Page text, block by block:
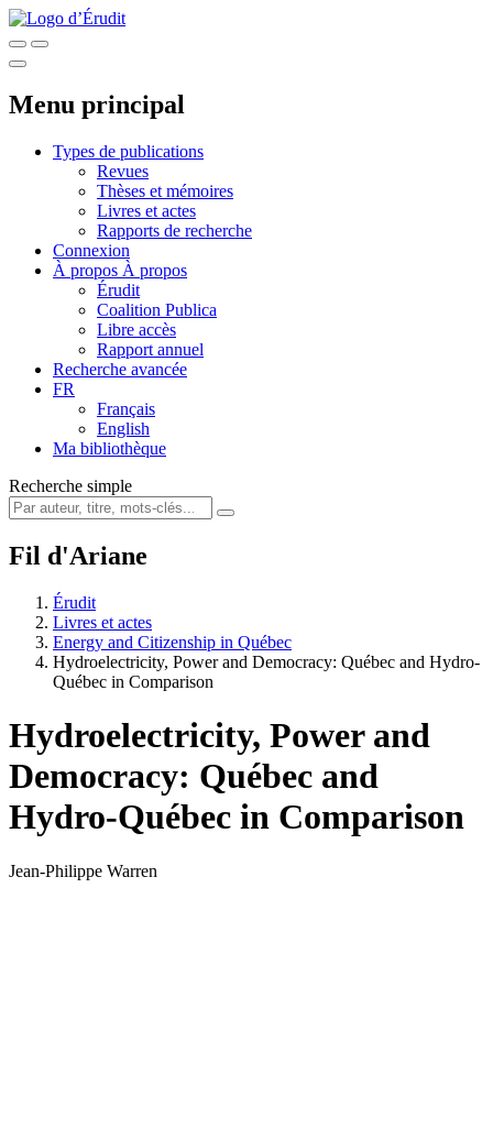
Menu principal
Types de publications
Revues
Thèses et mémoires
Livres et actes
Rapports de recherche
Connexion
À propos À propos
Érudit
Coalition Publica
Libre accès
Rapport annuel
Recherche avancée
FR
Français
English
Ma bibliothèque
Recherche simple
Fil d'Ariane
Érudit
Livres et actes
Energy and Citizenship in Québec
Hydroelectricity, Power and Democracy: Québec and Hydro-
Québec in Comparison
Hydroelectricity, Power and
Democracy: Québec and
Hydro-Québec in Comparison
Jean-Philippe Warren